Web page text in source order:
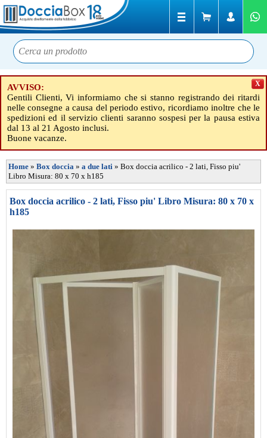
AVVISO:
Gentili Clienti, Vi informiamo che si stanno registrando dei ritardi
nelle consegne a causa del periodo estivo, ricordiamo inoltre che le
spedizioni ed il servizio clienti saranno sospesi per la pausa estiva
dal 13 al 21 Agosto inclusi.
Buone vacanze.
X
Home » Box doccia » a due lati » Box doccia acrilico - 2 lati, Fisso piu'
Libro Misura: 80 x 70 x h185
Box doccia acrilico - 2 lati, Fisso piu' Libro Misura: 80 x 70 x
h185